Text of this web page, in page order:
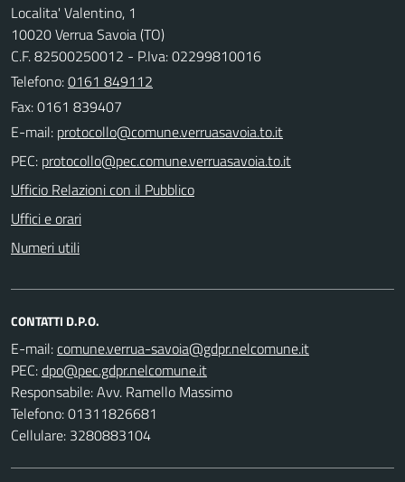
Localita' Valentino, 1
10020 Verrua Savoia (TO)
C.F. 82500250012 - P.Iva: 02299810016
Telefono:0161 849112
Fax: 0161 839407
E-mail:
PEC:
Ufficio Relazioni con il Pubblico
Uffici e orari
Numeri utili
CONTATTI D.P.O.
E-mail:
PEC:
Responsabile: Avv. Ramello Massimo
Telefono: 01311826681
Cellulare: 3280883104